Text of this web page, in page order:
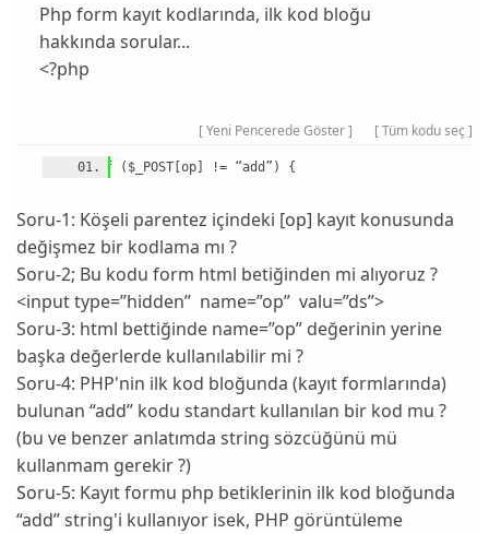
Php form kayıt kodlarında, ilk kod bloğu
hakkında sorular...
<?php
[ Tüm kodu seç ]
[ Yeni Pencerede Göster ]
Soru-1: Köşeli parentez içindeki [op] kayıt konusunda
değişmez bir kodlama mı ?
Soru-2; Bu kodu form html betiğinden mi alıyoruz ?
<input type=”hidden” name=”op” valu=”ds”>
Soru-3: html bettiğinde name=”op” değerinin yerine
başka değerlerde kullanılabilir mi ?
Soru-4: PHP'nin ilk kod bloğunda (kayıt formlarında)
bulunan “add” kodu standart kullanılan bir kod mu ?
(bu ve benzer anlatımda string sözcüğünü mü
kullanmam gerekir ?)
Soru-5: Kayıt formu php betiklerinin ilk kod bloğunda
“add” string'i kullanıyor isek, PHP görüntüleme